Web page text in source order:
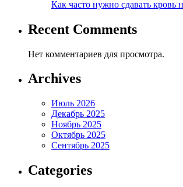
Как часто нужно сдавать кровь
Recent Comments
Нет комментариев для просмотра.
Archives
Июль 2026
Декабрь 2025
Ноябрь 2025
Октябрь 2025
Сентябрь 2025
Categories